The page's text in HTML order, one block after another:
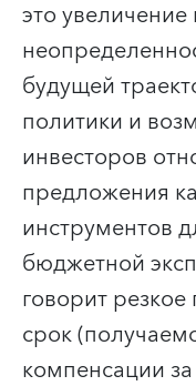
это
будущей
политики и
инвесторов
предложения
инструментов
бюджетной
говорит
срок
компенсации